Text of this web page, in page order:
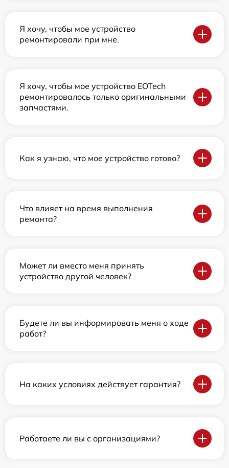
Я хочу, чтобы мое устройство
ремонтировали при мне.
Я хочу, чтобы мое устройство EOTech
ремонтировалось только оригинальными
запчастями.
Как я узнаю, что мое устройство готово?
Что влияет на время выполнения
ремонта?
Может ли вместо меня принять
устройство другой человек?
Будете ли вы информировать меня о ходе
работ?
На каких условиях действует гарантия?
Работаете ли вы с организациями?